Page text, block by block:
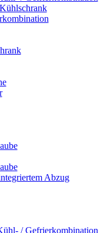
Abzug
/ Gefrierkombination